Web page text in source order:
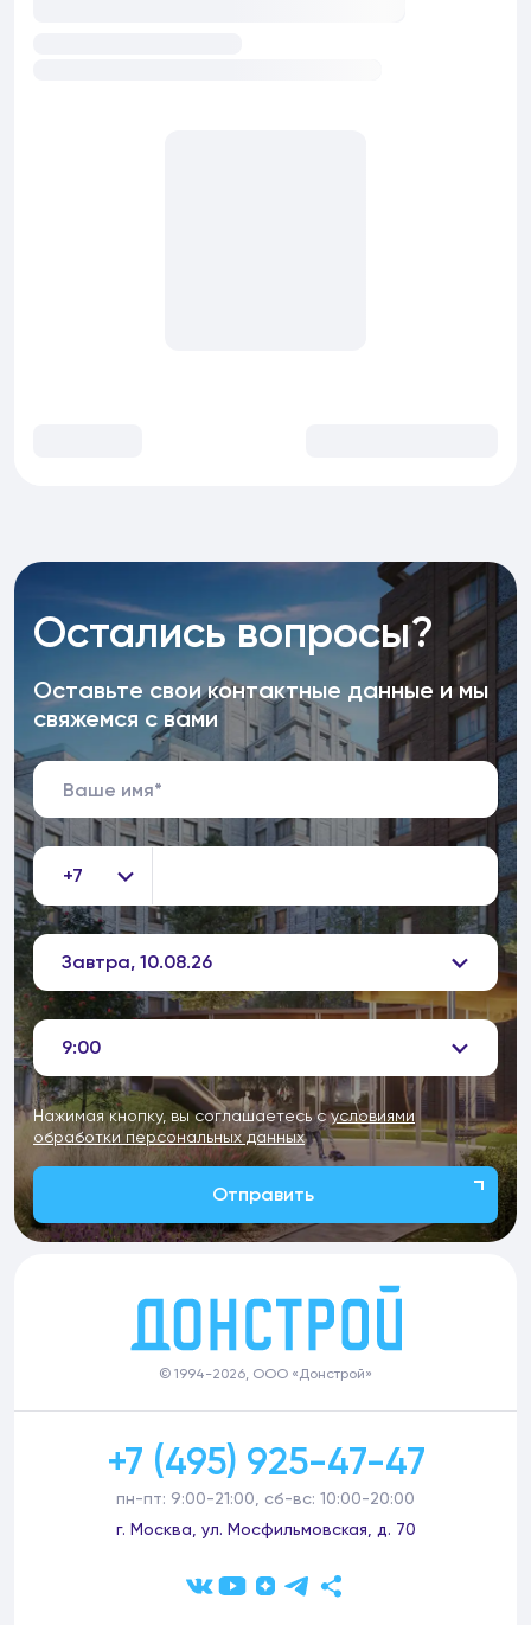
Остались вопросы?
Оставьте свои контактные данные и мы
свяжемся с вами
+7
Завтра, 10.08.26
9:00
Нажимая кнопку, вы соглашаетесь сусловиями
обработки персональных данных
Отправить
© 1994-2026, ООО «Донстрой»
+7 (495) 925-47-47
пн-пт: 9:00-21:00, сб-вс: 10:00-20:00
г. Москва, ул. Мосфильмовская, д. 70